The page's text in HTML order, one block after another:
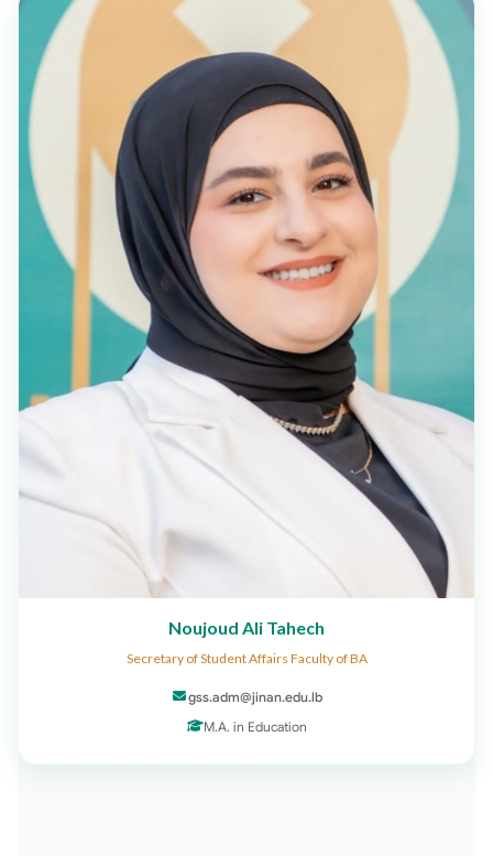
Noujoud Ali Tahech
Secretary of Student Affairs Faculty of BA
gss.adm@jinan.edu.lb
M.A. in Education